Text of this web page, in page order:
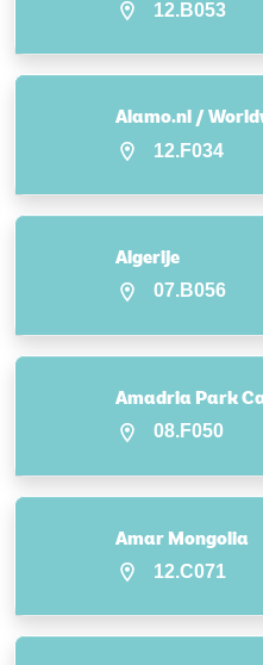
12.B053
Alamo.nl /
12.F034
Algerije
07.B056
Amadria Park
08.F050
Amar Mongolia
12.C071